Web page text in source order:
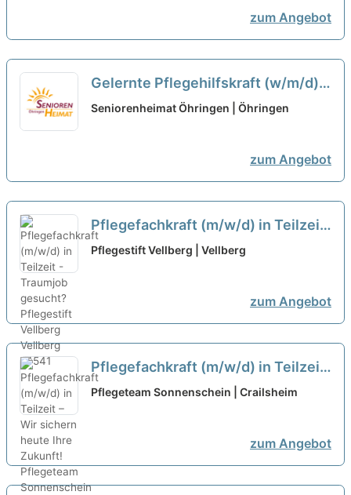
zum Angebot
Gelernte Pflegehilfskraft (w/m/d)
in Teilzeit (max. 70%) - Verstärken
Seniorenheimat Öhringen | Öhringen
zum Angebot
Pflegefachkraft (m/w/d) in Teilzeit
- Traumjob gesucht? neu
Pflegestift Vellberg | Vellberg
zum Angebot
Pflegefachkraft (m/w/d) in Teilzeit
– Wir sichern heute Ihre Zukunft!
Pflegeteam Sonnenschein | Crailsheim
zum Angebot